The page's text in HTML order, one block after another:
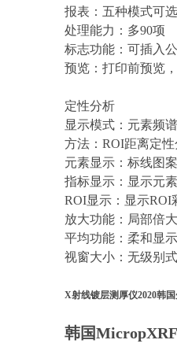
报表：五种模式可选
处理能力：多90项
标志功能：可插入
预览：打印前预览
定性分析
显示模式：元素频
方法：ROI距离定
元素显示：标线图
指标显示：显示元
ROI显示：显示ROI
放大功能：局部倍大
平均功能：柔和显
视窗大小：无级别
X射线镀层测厚仪2020韩
韩国